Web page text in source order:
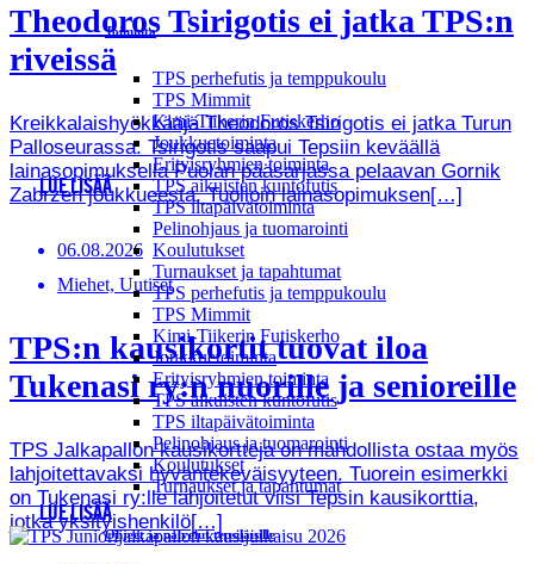
Toiminta
TPS perhefutis ja temppukoulu
TPS Mimmit
Kimi-Tiikerin Futiskerho
Joukkuetoiminta
Erityisryhmien toiminta
TPS aikuisten kuntofutis
TPS iltapäivätoiminta
Pelinohjaus ja tuomarointi
Koulutukset
Turnaukset ja tapahtumat
TPS perhefutis ja temppukoulu
TPS Mimmit
Kimi-Tiikerin Futiskerho
Joukkuetoiminta
Erityisryhmien toiminta
TPS aikuisten kuntofutis
TPS iltapäivätoiminta
Pelinohjaus ja tuomarointi
Koulutukset
Turnaukset ja tapahtumat
Ohjeet ja palvelut tepsiläisille
Theodoros Tsirigotis ei jatka TPS:n
riveissä
Kreikkalaishyökkääjä Theodoros Tsirigotis ei jatka Turun
Palloseurassa. Tsirigotis saapui Tepsiin keväällä
lainasopimuksella Puolan pääsarjassa pelaavan Gornik
Zabrzen joukkueesta. Tuolloin lainasopimuksen[…]
LUE LISÄÄ
06.08.2026
Miehet, Uutiset
TPS:n kausikortit tuovat iloa
Tukenasi ry:n nuorille ja senioreille
TPS Jalkapallon kausikortteja on mahdollista ostaa myös
lahjoitettavaksi hyväntekeväisyyteen. Tuorein esimerkki
on Tukenasi ry:lle lahjoitetut viisi Tepsin kausikorttia,
jotka yksityishenkilö[…]
LUE LISÄÄ